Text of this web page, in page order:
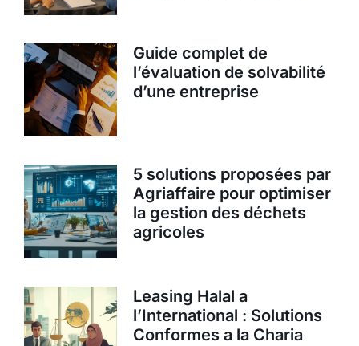
Guide complet de
l’évaluation de solvabilité
d’une entreprise
5 solutions proposées par
Agriaffaire pour optimiser
la gestion des déchets
agricoles
Leasing Halal a
l’International : Solutions
Conformes a la Charia